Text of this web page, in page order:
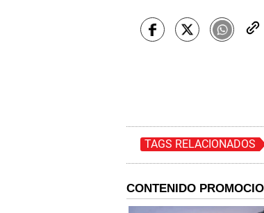
TAGS RELACIONADOS